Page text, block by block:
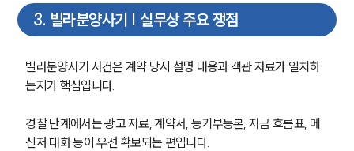
3. 빌라분양사기 | 실무상 주요 쟁점
빌라분양사기 사건은 계약 당시 설명 내용과 객관 자료가 일치하
는지가 핵심입니다.
경찰 단계에서는 광고 자료, 계약서, 등기부등본, 자금 흐름표, 메
신저 대화 등이 우선 확보되는 편입니다.